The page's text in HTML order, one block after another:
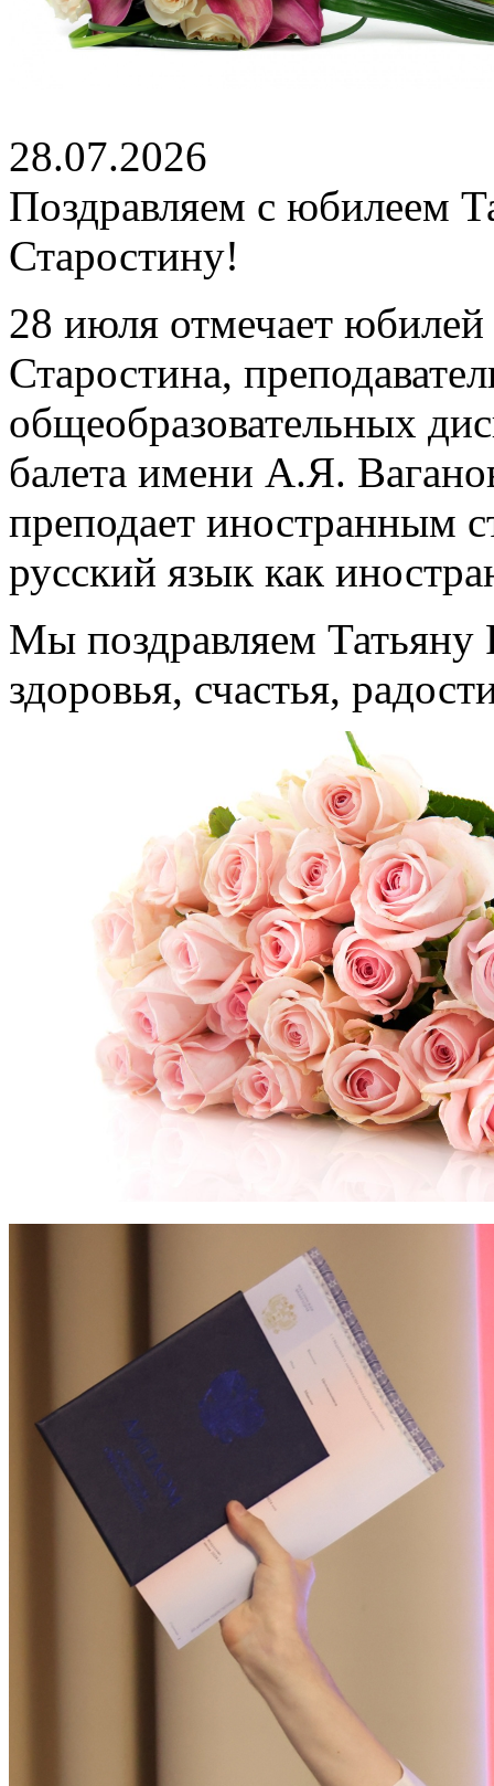
28.07.2026
Поздравляем с юбилеем
Старостину!
28 июля отмечает
Старостина,
общеобразовательных
балета имени А.Я.
преподает иностранным
русский язык как
Мы поздравляем
здоровья, счастья,